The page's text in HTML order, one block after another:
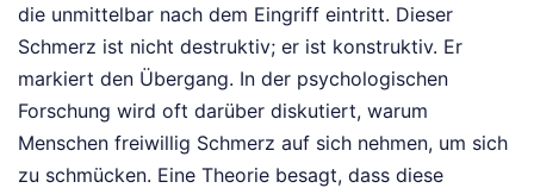
die unmittelbar nach dem Eingriff eintritt. Dieser
Schmerz ist nicht destruktiv; er ist konstruktiv. Er
markiert den Übergang. In der psychologischen
Forschung wird oft darüber diskutiert, warum
Menschen freiwillig Schmerz auf sich nehmen, um sich
zu schmücken. Eine Theorie besagt, dass diese